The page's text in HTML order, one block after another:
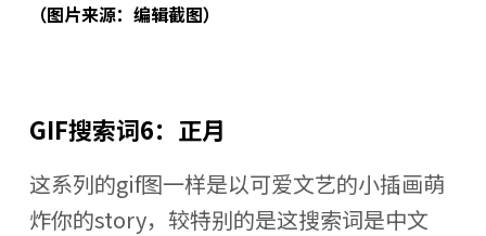
（图片来源：编辑截图）
GIF搜索词6：正月
这系列的gif图一样是以可爱文艺的小插画萌
炸你的story，较特别的是这搜索词是中文